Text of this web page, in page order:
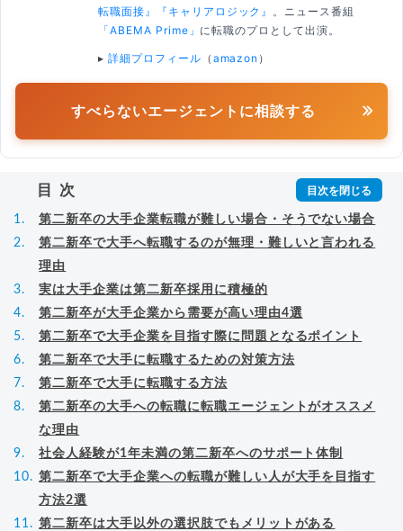
転職面接』
『キャリアロジック』
。ニュース番組
「ABEMA Prime」 に転職のプロとして出演。
▸ 詳細プロフィール （ amazon ）
すべらないエージェントに相談する
目次
第二新卒の大手企業転職が難しい場合・そうでない場合
第二新卒で大手へ転職するのが無理・難しいと言われる
理由
実は大手企業は第二新卒採用に積極的
第二新卒が大手企業から需要が高い理由4選
第二新卒で大手企業を目指す際に問題となるポイント
第二新卒で大手に転職するための対策方法
第二新卒で大手に転職する方法
第二新卒の大手への転職に転職エージェントがオススメ
な理由
社会人経験が1年未満の第二新卒へのサポート体制
第二新卒で大手企業への転職が難しい人が大手を目指す
方法2選
第二新卒は大手以外の選択肢でもメリットがある